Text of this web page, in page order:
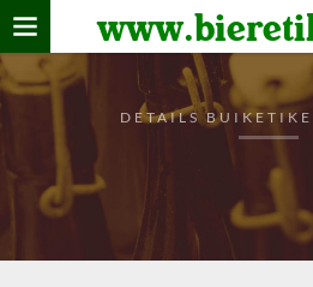
Home
verzamelen
De bierkaart
Bezoekers
DETAILS